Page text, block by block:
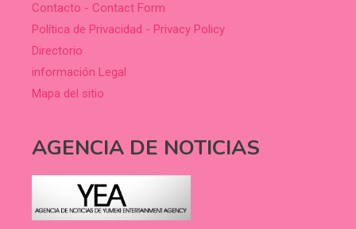
Contacto - Contact Form
Política de Privacidad - Privacy Policy
Directorio
información Legal
Mapa del sitio
AGENCIA DE NOTICIAS